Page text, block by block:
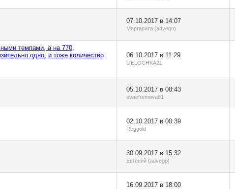
07.10.2017 в 14:07
Маргарита (advego)
темпами, а на 770,
одно, и тоже количество
06.10.2017 в 11:29
GELOCHKA21
05.10.2017 в 08:43
evaefremova81
02.10.2017 в 00:39
Reggold
30.09.2017 в 15:32
Евгений (advego)
16.09.2017 в 18:00